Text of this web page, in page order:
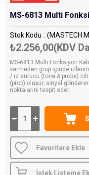
MS-6813 Multi
Stok Kodu (MASTECH
₺2.256,00(KDV
MS-6813 Multi Fonksiyon
vermeden grup içinde
/ iz sürücü (tone & probe)
(prob) oluşur; sinyal
noktalarını tespit eder.
Favorilere Ekle
İstek Listeme